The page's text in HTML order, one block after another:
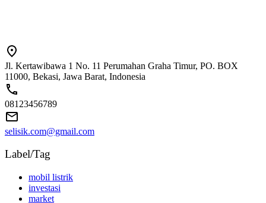
Jl. Kertawibawa 1 No. 11 Perumahan Graha Timur, PO. BOX
11000, Bekasi, Jawa Barat, Indonesia
08123456789
selisik.com@gmail.com
Label/Tag
mobil listrik
investasi
market